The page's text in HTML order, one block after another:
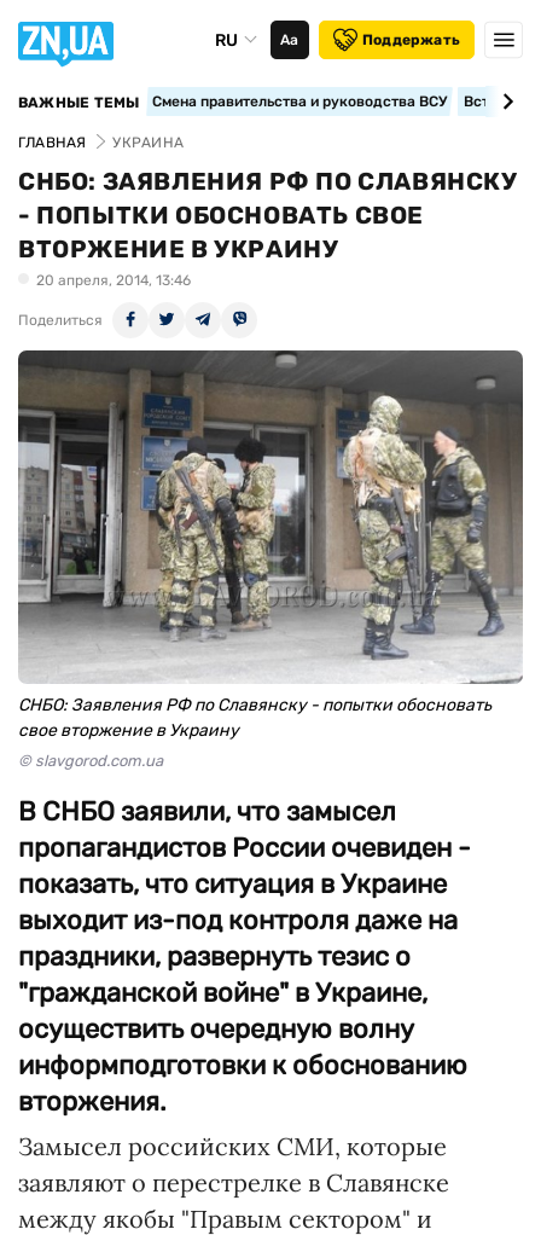
RU Аа Поддержать
ВАЖНЫЕ ТЕМЫ Смена правительства и руководства ВСУ
ГЛАВНАЯ УКРАИНА
СНБО: ЗАЯВЛЕНИЯ РФ ПО СЛАВЯНСКУ
- ПОПЫТКИ ОБОСНОВАТЬ СВОЕ
ВТОРЖЕНИЕ В УКРАИНУ
20 апреля, 2014, 13:46
Поделиться
СНБО: Заявления РФ по Славянску - попытки обосновать
свое вторжение в Украину
© slavgorod.com.ua
В СНБО заявили, что замысел
пропагандистов России очевиден -
показать, что ситуация в Украине
выходит из-под контроля даже на
праздники, развернуть тезис о
"гражданской войне" в Украине,
осуществить очередную волну
информподготовки к обоснованию
вторжения.
Замысел российских СМИ, которые
заявляют о перестрелке в Славянске
между якобы "Правым сектором" и